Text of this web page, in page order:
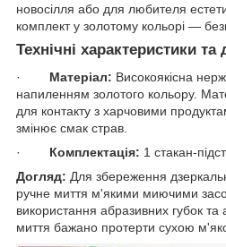
новосілля або для любителя
комплект у золотому кольорі —
Технічні характеристики та
· Матеріал: Високоякісна
напиленням золотого кольору.
для контакту з харчовими
змінює смак страв.
· Комплектація: 1 стакан-
Догляд: Для збереження
ручне миття м'якими миючими
використання абразивних губок та
миття бажано протерти сухою